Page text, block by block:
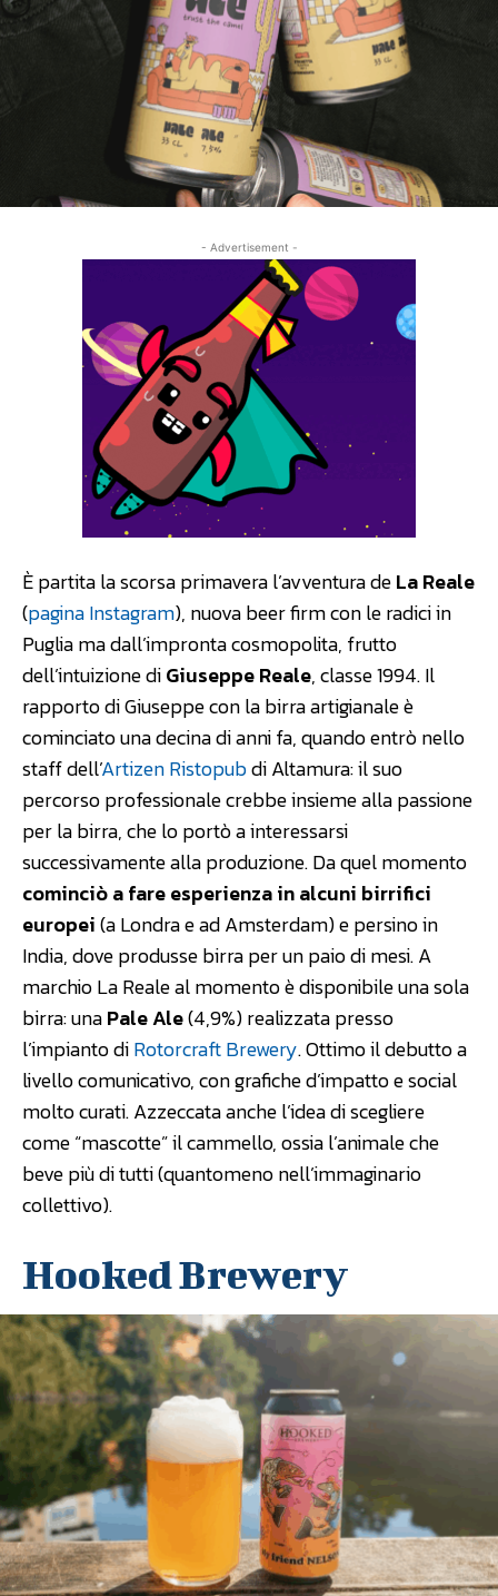
- Advertisement -
È partita la scorsa primavera l’avventura deLa Reale
(pagina Instagram), nuova beer firm con le radici in
Puglia ma dall’impronta cosmopolita, frutto
dell’intuizione diGiuseppe Reale, classe 1994. Il
rapporto di Giuseppe con la birra artigianale è
cominciato una decina di anni fa, quando entrò nello
staff dell’Artizen Ristopubdi Altamura: il suo
percorso professionale crebbe insieme alla passione
per la birra, che lo portò a interessarsi
successivamente alla produzione. Da quel momento
cominciò a fare esperienza in alcuni birrifici
europei(a Londra e ad Amsterdam) e persino in
India, dove produsse birra per un paio di mesi. A
marchio La Reale al momento è disponibile una sola
birra: unaPale Ale(4,9%) realizzata presso
l’impianto diRotorcraft Brewery. Ottimo il debutto a
livello comunicativo, con grafiche d’impatto e social
molto curati. Azzeccata anche l’idea di scegliere
come “mascotte” il cammello, ossia l’animale che
beve più di tutti (quantomeno nell’immaginario
collettivo).
Hooked Brewery